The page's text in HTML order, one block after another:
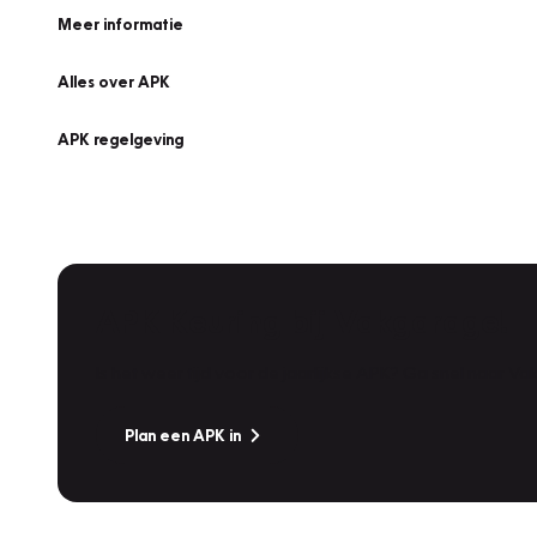
Meer informatie
Alles over APK
APK regelgeving
Plan een APK in